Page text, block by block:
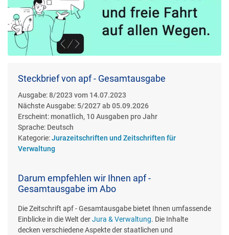
Steckbrief von apf - Gesamtausgabe
Ausgabe:8/2023 vom 14.07.2023
Nächste Ausgabe: 5/2027 ab 05.09.2026
Erscheint: monatlich, 10 Ausgaben pro Jahr
Sprache: Deutsch
Kategorie:Jurazeitschriften und Zeitschriften für
Verwaltung
Darum empfehlen wir Ihnen apf -
Gesamtausgabe im Abo
Die Zeitschrift apf - Gesamtausgabe bietet Ihnen umfassende
Einblicke in die Welt derJura & Verwaltung. Die Inhalte
decken verschiedene Aspekte der staatlichen und